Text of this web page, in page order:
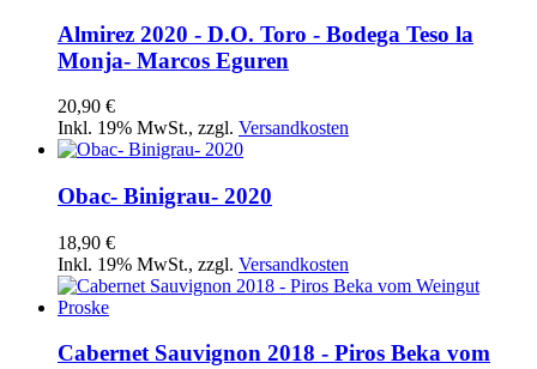
Almirez 2020 - D.O. Toro - Bodega Teso la
Monja- Marcos Eguren
20,90 €
Inkl. 19% MwSt., zzgl. Versandkosten
Obac- Binigrau- 2020
18,90 €
Inkl. 19% MwSt., zzgl. Versandkosten
Cabernet Sauvignon 2018 - Piros Beka vom